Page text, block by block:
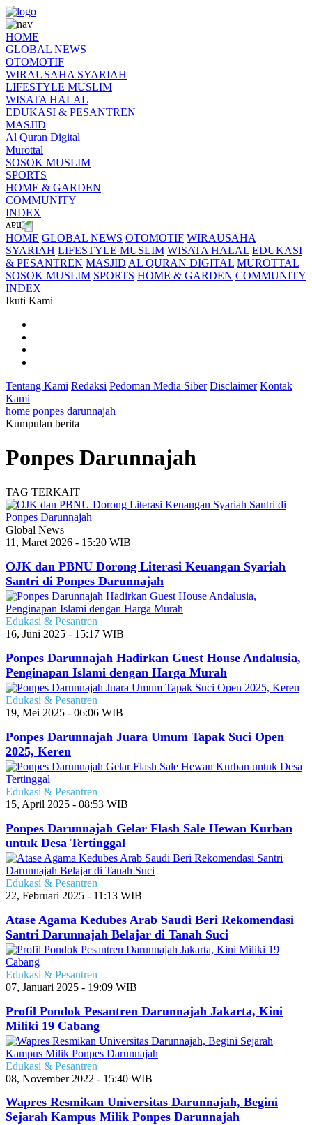
HOME
GLOBAL NEWS
OTOMOTIF
WIRAUSAHA SYARIAH
LIFESTYLE MUSLIM
WISATA HALAL
EDUKASI & PESANTREN
MASJID
Al Quran Digital
Murottal
SOSOK MUSLIM
SPORTS
HOME & GARDEN
COMMUNITY
INDEX
HOME GLOBAL NEWS OTOMOTIF WIRAUSAHA
SYARIAH LIFESTYLE MUSLIM WISATA HALAL EDUKASI
& PESANTREN MASJID AL QURAN DIGITAL MUROTTAL
SOSOK MUSLIM SPORTS HOME & GARDEN COMMUNITY
INDEX
Ikuti Kami
Tentang Kami Redaksi Pedoman Media Siber Disclaimer Kontak
Kami
home ponpes darunnajah
Kumpulan berita
Ponpes Darunnajah
TAG TERKAIT
Global News
11, Maret 2026 - 15:20 WIB
OJK dan PBNU Dorong Literasi Keuangan Syariah
Santri di Ponpes Darunnajah
Edukasi & Pesantren
16, Juni 2025 - 15:17 WIB
Ponpes Darunnajah Hadirkan Guest House Andalusia,
Penginapan Islami dengan Harga Murah
Edukasi & Pesantren
19, Mei 2025 - 06:06 WIB
Ponpes Darunnajah Juara Umum Tapak Suci Open
2025, Keren
Edukasi & Pesantren
15, April 2025 - 08:53 WIB
Ponpes Darunnajah Gelar Flash Sale Hewan Kurban
untuk Desa Tertinggal
Edukasi & Pesantren
22, Februari 2025 - 11:13 WIB
Atase Agama Kedubes Arab Saudi Beri Rekomendasi
Santri Darunnajah Belajar di Tanah Suci
Edukasi & Pesantren
07, Januari 2025 - 19:09 WIB
Profil Pondok Pesantren Darunnajah Jakarta, Kini
Miliki 19 Cabang
Edukasi & Pesantren
08, November 2022 - 15:40 WIB
Wapres Resmikan Universitas Darunnajah, Begini
Sejarah Kampus Milik Ponpes Darunnajah